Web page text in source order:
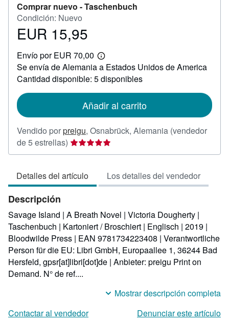
Comprar nuevo -Taschenbuch
Condición: Nuevo
Precio
15,95
EUR 15,95
Envío por EUR 70,00
Más
información
sobre
las
envío
Se envía de Alemania a Estados Unidos de America
Cantidad disponible: 5 disponibles
Añadir al carrito
Vendido porpreigu, Osnabrück, Alemania (vendedor
de 5 estrellas) Calificación
del
5
de
estrellas
Detalles del artículo Los detalles del vendedor
Descripción
Savage Island | A Breath Novel | Victoria Dougherty |
Taschenbuch | Kartoniert / Broschiert | Englisch | 2019 |
Bloodwilde Press | EAN 9781734223408 | Verantwortliche
Person für die EU: Libri GmbH, Europaallee 1, 36244 Bad
Hersfeld, gpsr[at]libri[dot]de | Anbieter: preigu Print on
Demand. N° de ref....
Mostrar descripción completa
Contactar al vendedor
Denunciar este artículo